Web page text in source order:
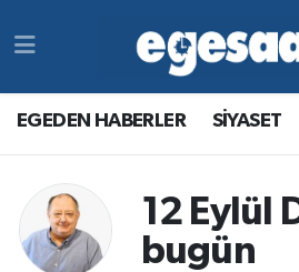
EGEDEN HABERLER SİYASET
12 Eylül
bugün
Yazarlar
YAŞAM
MAGAZİN
SPOR
YAŞAM
Süper Lig Puan Durumu ve
Tüm Manşetler